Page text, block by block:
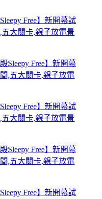
Free】新開幕試
大關卡,親子放電景
Free】新開幕試
大關卡,親子放電景
Free】新開幕試